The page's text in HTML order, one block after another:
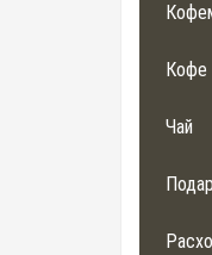
Кофе
Чай